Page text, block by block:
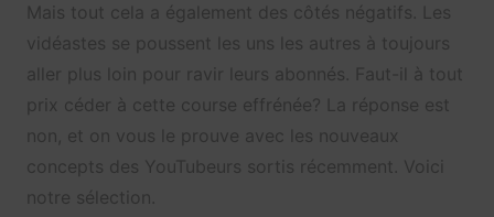
Mais tout cela a également des côtés négatifs. Les
vidéastes se poussent les uns les autres à toujours
aller plus loin pour ravir leurs abonnés. Faut-il à tout
prix céder à cette course effrénée? La réponse est
non, et on vous le prouve avec les nouveaux
concepts des YouTubeurs sortis récemment. Voici
notre sélection.